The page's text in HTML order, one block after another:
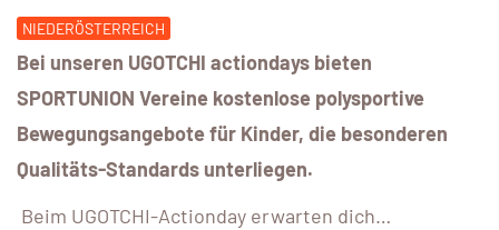
NIEDERÖSTERREICH
Bei unseren UGOTCHI actiondays bieten
SPORTUNION Vereine kostenlose polysportive
Bewegungsangebote für Kinder, die besonderen
Qualitäts-Standards unterliegen.
Beim UGOTCHI-Actionday erwarten dich…